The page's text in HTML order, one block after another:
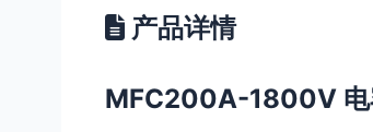
产品详情
MFC200A-1800V 电